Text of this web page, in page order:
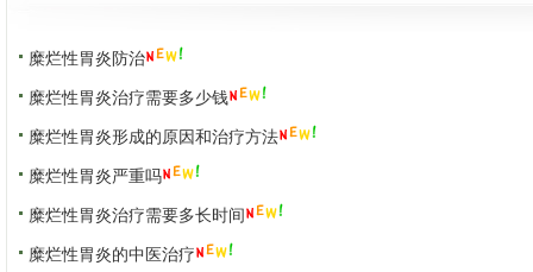
糜烂性胃炎防治
糜烂性胃炎治疗需要多少钱
糜烂性胃炎形成的原因和治疗方法
糜烂性胃炎严重吗
糜烂性胃炎治疗需要多长时间
糜烂性胃炎的中医治疗